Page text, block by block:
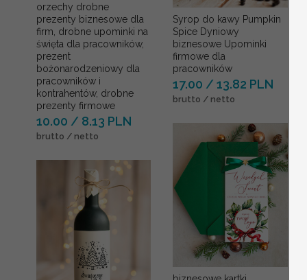
orzechy drobne
prezenty biznesowe dla
firm, drobne upominki na
święta dla pracowników,
prezent
bożonarodzeniowy dla
pracowników i
kontrahentów, drobne
prezenty firmowe
10.00 / 8.13 PLN
brutto / netto
Syrop do kawy Pumpkin
Spice Dyniowy
biznesowe Upominki
firmowe dla
pracowników
17.00 / 13.82 PLN
brutto / netto